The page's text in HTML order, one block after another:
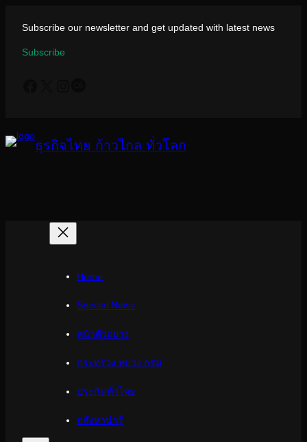
เนื้อหา
Subscribe our newsletter and get updated with latest news
Subscribe
ธุรกิจไทย ก้าวไกล ทั่วโลก
Home
Special News
หน้าตัวอย่าง
กระทรวง ทบวง กรม
ประกันทั่วไทย
อสังหาน่ารู้